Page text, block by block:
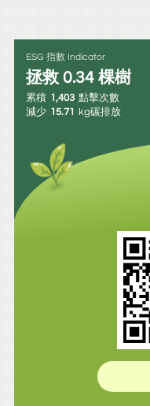
ESG 指數 Indicator
拯救 0.34 棵樹
累積 1,403 點擊次數
減少 15.71 kg碳排放